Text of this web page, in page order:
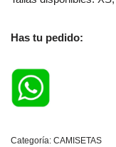
Has tu pedido:
Categoría: CAMISETAS